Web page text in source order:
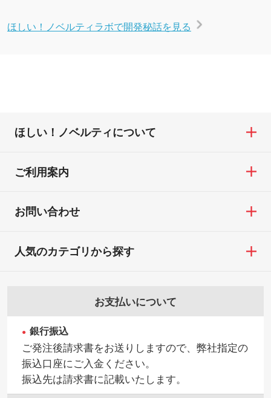
ほしい！ノベルティラボで開発秘話を見る
ほしい！ノベルティについて
ご利用案内
お問い合わせ
お支払いについて
銀行振込
ご発注後請求書をお送りしますので、弊社指定の
振込口座にご入金ください。
振込先は請求書に記載いたします。
人気のカテゴリから探す